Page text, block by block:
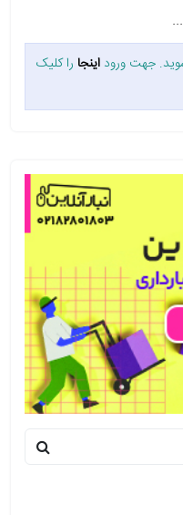
جهت ورود اینجا را کلیک